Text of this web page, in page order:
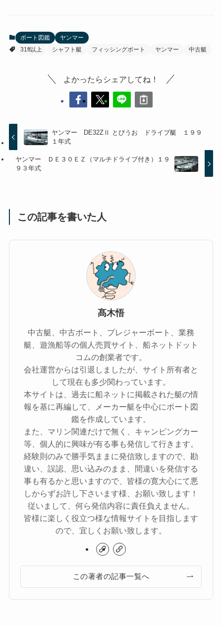
ボート図鑑
ヤンマー
31ft以上
シャフト艇 フィッシングボート ヤンマー 中古艇
よかったらシェアしてね！
ヤンマー DE32ZⅡ とびうお ドライブ艇 １９９
１年式
ヤンマー ＤＥ３０ＥＺ（マルチドライブ付き）１９
９３年式
この記事を書いた人
髙木悟
中古艇、中古ボート、プレジャーボート、業務
艇、遊漁船等の個人売買サイト、船ネットドット
コムの創業者です。
会社運営からは引退しましたが、サイト所有者と
して現在も多少関わっています。
本サイトは、過去に船ネットに掲載された艇の情
報を基に再編して、メーカー艇を中心にボート図
鑑を作成しています。
また、マリン関連だけで無く、キャンピングカー
等、個人的に興味が有る事も発信して行きます。
経験則のみで勝手気ままに発信致しますので、勘
違い、誤認、思い込みのまま、間違いを発信する
事も有るかと思いますので、皆様の寛大心にて悪
しからずお許し下さいます様、お願い致します！
従いまして、何ら発信内容に責任負えません。
皆様に楽しく役立つ様な情報サイトを目指します
ので、宜しくお願い致します。
この著者の記事一覧へ